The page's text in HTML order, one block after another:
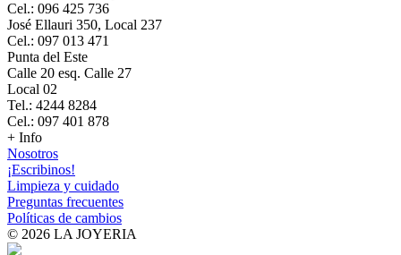
Cel.: 096 425 736
José Ellauri 350, Local 237
Cel.: 097 013 471
Punta del Este
Calle 20 esq. Calle 27
Local 02
Tel.: 4244 8284
Cel.: 097 401 878
+ Info
Nosotros
¡Escribinos!
Limpieza y cuidado
Preguntas frecuentes
Políticas de cambios
© 2026 LA JOYERIA